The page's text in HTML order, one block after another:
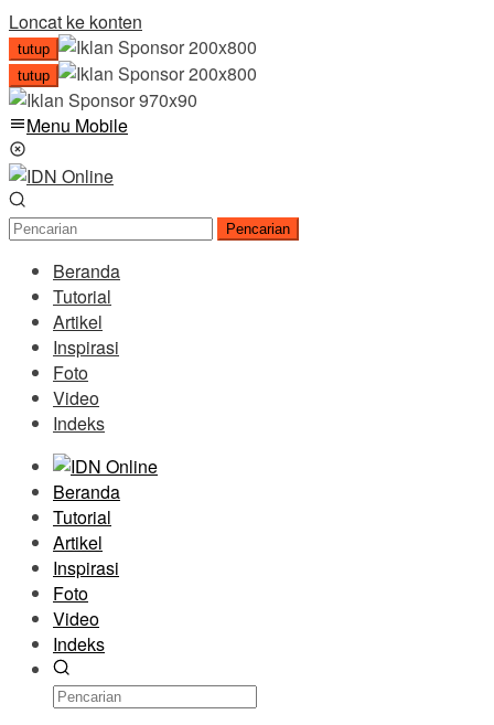
Loncat ke konten
tutup
tutup
Menu Mobile
Pencarian
Beranda
Tutorial
Artikel
Inspirasi
Foto
Video
Indeks
Beranda
Tutorial
Artikel
Inspirasi
Foto
Video
Indeks